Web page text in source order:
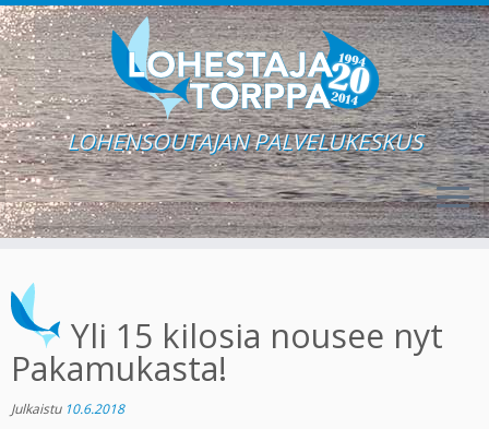
content
LOHENSOUTAJAN PALVELUKESKUS
Yli 15 kilosia nousee nyt
Pakamukasta!
Julkaistu 10.6.2018